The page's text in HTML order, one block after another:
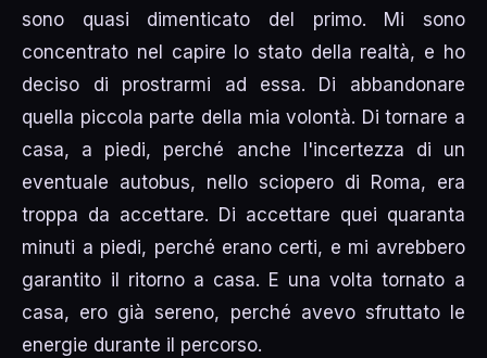
sono quasi dimenticato del primo. Mi sono
concentrato nel capire lo stato della realtà, e ho
deciso di prostrarmi ad essa. Di abbandonare
quella piccola parte della mia volontà. Di tornare a
casa, a piedi, perché anche l'incertezza di un
eventuale autobus, nello sciopero di Roma, era
troppa da accettare. Di accettare quei quaranta
minuti a piedi, perché erano certi, e mi avrebbero
garantito il ritorno a casa. E una volta tornato a
casa, ero già sereno, perché avevo sfruttato le
energie durante il percorso.